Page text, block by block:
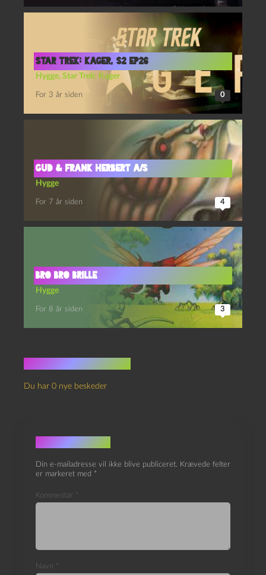
Star Trek: Kager, S2 Ep26
Hygge, Star Trek: Kager
For 3 år siden 0
Gud & Frank Herbert a/s
Hygge
For 7 år siden 4
BRO BRO BRILLE
Hygge
For 8 år siden 3
Du har 0 nye beskeder
Skriv et svar
Din e-mailadresse vil ikke blive publiceret. Krævede felter
er markeret med *
Kommentar *
Navn *